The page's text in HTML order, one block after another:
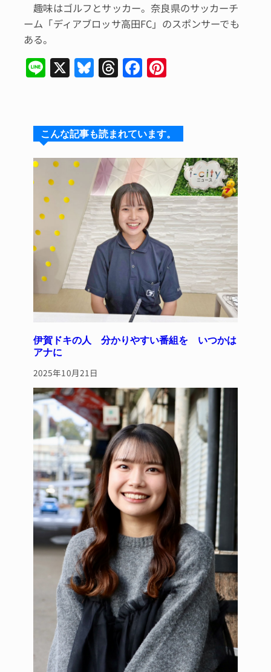
趣味はゴルフとサッカー。奈良県のサッカーチ
ーム「ディアブロッサ高田FC」のスポンサーでも
ある。
Li X Bl
s
k
y
T
a
d
s
F
e
b
o
o
k
re
st
こんな記事も読まれています。
伊賀ドキの人 分かりやすい番組を いつかは
アナに
2025年10月21日